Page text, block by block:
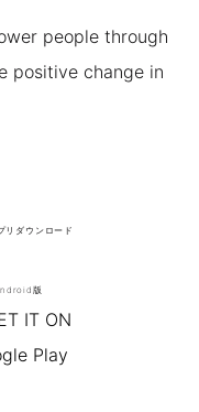
people through
positive change in
リ ダウンロード
版